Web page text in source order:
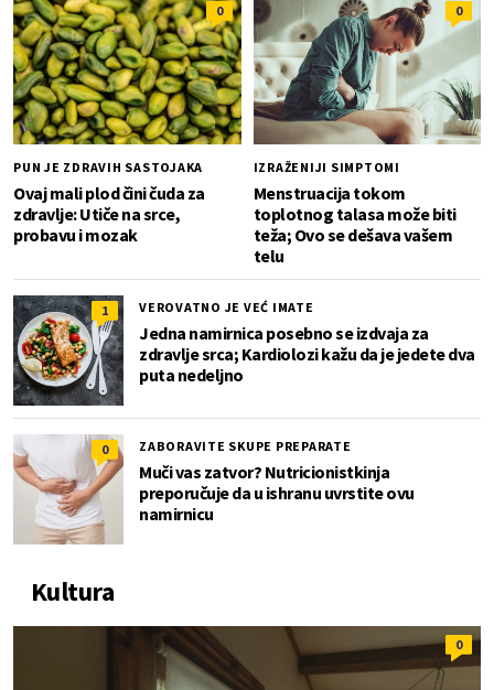
0
PUN JE ZDRAVIH SASTOJAKA
Ovaj mali plod čini čuda za
zdravlje: Utiče na srce,
probavu i mozak
0
IZRAŽENIJI SIMPTOMI
Menstruacija tokom
toplotnog talasa može biti
teža; Ovo se dešava vašem
telu
1 VEROVATNO JE VEĆ IMATE
Jedna namirnica posebno se izdvaja za
zdravlje srca; Kardiolozi kažu da je jedete dva
puta nedeljno
0 ZABORAVITE SKUPE PREPARATE
Muči vas zatvor? Nutricionistkinja
preporučuje da u ishranu uvrstite ovu
namirnicu
Kultura
0